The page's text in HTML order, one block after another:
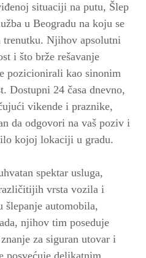
situaciji na putu, Šlep
u Beogradu na koju se
trenutku. Njihov apsolutni
i što brže rešavanje
pozicionirali kao sinonim
Dostupni 24 časa dnevno,
vikende i praznike,
da odgovori na vaš poziv i
kojoj lokaciji u gradu.
spektar usluga,
vrsta vozila i
šlepanje automobila,
njihov tim poseduje
za siguran utovar i